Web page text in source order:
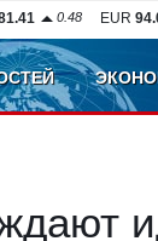
0.48 EUR